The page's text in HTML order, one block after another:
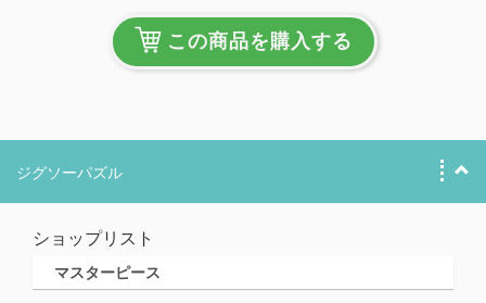
この商品を購入する
ジグソーパズル
ショップリスト
マスターピース